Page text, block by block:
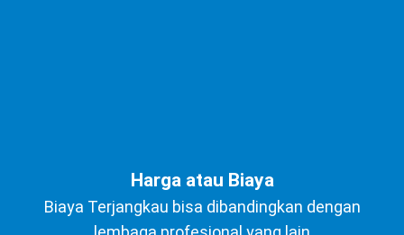
Harga atau Biaya
Biaya Terjangkau bisa dibandingkan dengan